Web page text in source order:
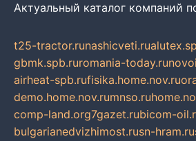
Актуальный каталог компаний
t25-tractor.runashicveti.ru
gbmk.spb.ruromania-today.ru
airheat-spb.rufisika.home.nov.ru
demo.home.nov.rumnso.ru
comp-land.org7gazet.rubicom-
bulgarianedvizhimost.rusn-hram.ru